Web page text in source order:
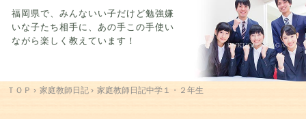
指導報告書
家庭教師体験記 指導地域 キャンペーン情報
料金システム 授業開始の流れ
指導体制
指導内容 入試新着情報
福岡県で、みんないい子だけど勉強嫌
いな子たち相手に、 あの手この手使い
ながら楽しく教えています！
ＴＯＰ › 家庭教師日記› 家庭教師日記中学１・２年生